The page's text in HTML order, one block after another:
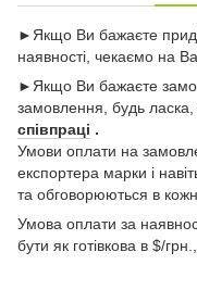
►Якщо Ви бажаєте
наявності, чекаємо на
►Якщо Ви бажаєте
замовлення, будь
співпраці .
Умови оплати на
експортера марки і
та обговорюються в
Умова оплати за
бути як готівкова в $/